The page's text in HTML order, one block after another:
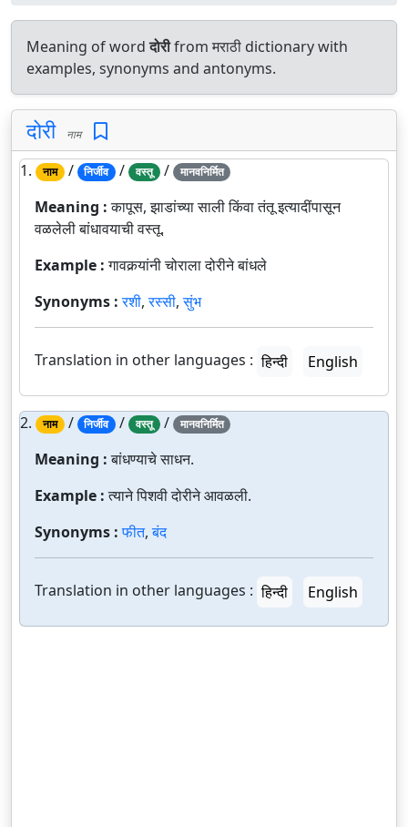
Meaning of wordदोरीfrom मराठी dictionary with
examples, synonyms and antonyms.
दोरी नाम
1. नाम / निर्जीव / वस्तू / मानवनिर्मित
Meaning :कापूस, झाडांच्या साली किंवा तंतू इत्यादींपासून
वळलेली बांधावयाची वस्तू.
Example :गावकर्‍यांनी चोराला दोरीने बांधले
Synonyms :रशी,रस्सी,सुंभ
Translation in other languages : हिन्दी English
2. नाम / निर्जीव / वस्तू / मानवनिर्मित
Meaning :बांधण्याचे साधन.
Example :त्याने पिशवी दोरीने आवळली.
Synonyms :फीत,बंद
Translation in other languages : हिन्दी English